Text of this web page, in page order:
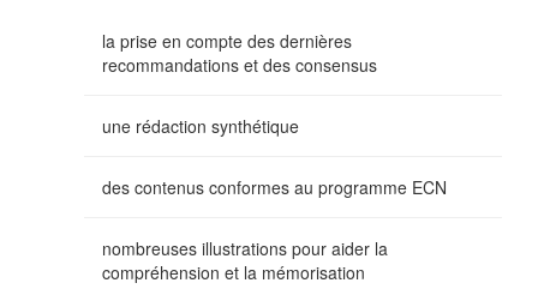
la prise en compte des dernières
recommandations et des consensus
une rédaction synthétique
des contenus conformes au programme ECN
nombreuses illustrations pour aider la
compréhension et la mémorisation